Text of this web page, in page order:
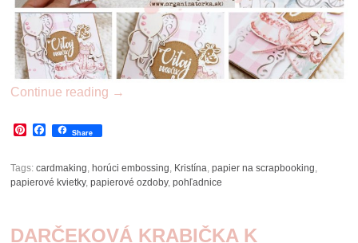
Continue reading →
Pinterest
Facebook
Share
Tags:cardmaking ,horúci embossing Kristína ,papier na scrapbooking
papierové kvietky,papierové ozdoby,pohľadnice
DARČEKOVÁ KRABIČKA K